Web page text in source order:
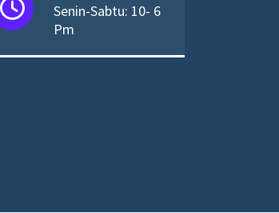
Senin-Sabtu: 10- 6
Pm